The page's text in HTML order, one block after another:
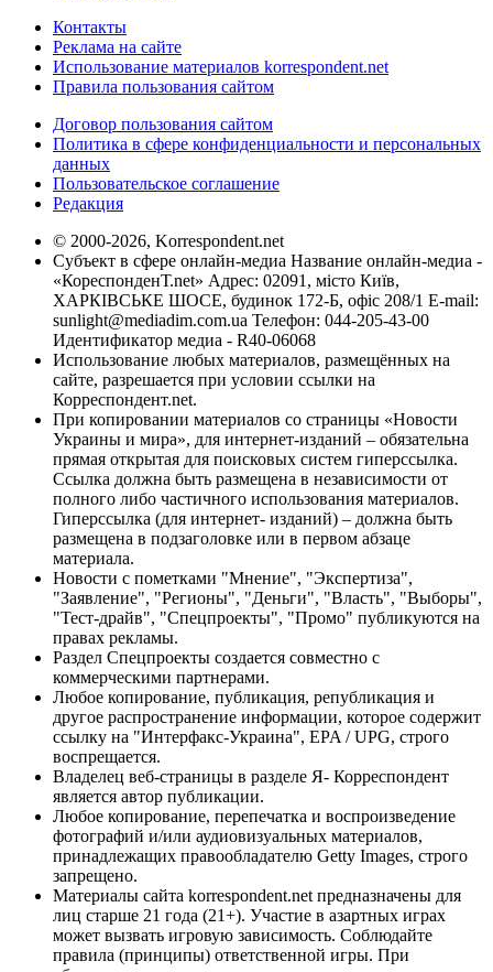
Контакты
Реклама на сайте
Использование материалов korrespondent.net
Правила пользования сайтом
Договор пользования сайтом
Политика в сфере конфиденциальности и персональных
данных
Пользовательское соглашение
Редакция
© 2000-2026, Korrespondent.net
Субъект в сфере онлайн-медиа Название онлайн-медиа -
«КореспонденТ.net» Адрес: 02091, місто Київ,
ХАРКІВСЬКЕ ШОСЕ, будинок 172-Б, офіс 208/1 E-mail:
sunlight@mediadim.com.ua Телефон: 044-205-43-00
Идентификатор медиа - R40-06068
Использование любых материалов, размещённых на
сайте, разрешается при условии ссылки на
Корреспондент.net.
При копировании материалов со страницы «Новости
Украины и мира», для интернет-изданий – обязательна
прямая открытая для поисковых систем гиперссылка.
Ссылка должна быть размещена в независимости от
полного либо частичного использования материалов.
Гиперссылка (для интернет- изданий) – должна быть
размещена в подзаголовке или в первом абзаце
материала.
Новости с пометками "Мнение", "Экспертиза",
"Заявление", "Регионы", "Деньги", "Власть", "Выборы",
"Тест-драйв", "Спецпроекты", "Промо" публикуются на
правах рекламы.
Раздел Спецпроекты создается совместно с
коммерческими партнерами.
Любое копирование, публикация, републикация и
другое распространение информации, которое содержит
ссылку на "Интерфакс-Украина", EPA / UPG, строго
воспрещается.
Владелец веб-страницы в разделе Я- Корреспондент
является автор публикации.
Любое копирование, перепечатка и воспроизведение
фотографий и/или аудиовизуальных материалов,
принадлежащих правообладателю Getty Images, строго
запрещено.
Материалы сайта korrespondent.net предназначены для
лиц старше 21 года (21+). Участие в азартных играх
может вызвать игровую зависимость. Соблюдайте
правила (принципы) ответственной игры. При